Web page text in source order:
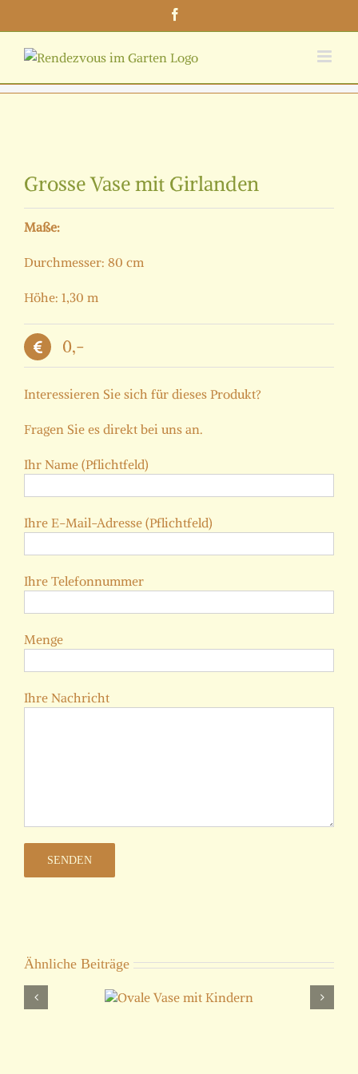
Inhalt
springen
Bild
Grosse Vase mit Girlanden
Maße:
Durchmesser: 80 cm
Höhe: 1,30 m
0,-
Interessieren Sie sich für dieses Produkt?
Fragen Sie es direkt bei uns an.
Ihr Name (Pflichtfeld)
Ihre E-Mail-Adresse (Pflichtfeld)
Ihre Telefonnummer
Menge
Ihre Nachricht
Ähnliche Beiträge
Vase mit